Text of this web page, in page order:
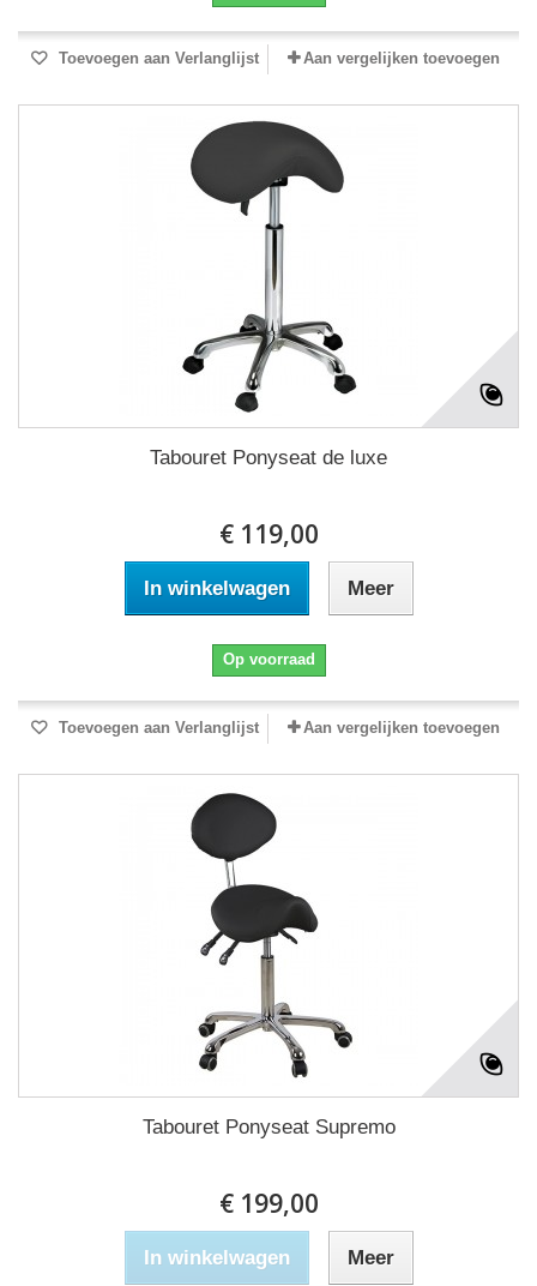
Toevoegen aan Verlanglijst Aan vergelijken toevoegen
Tabouret Ponyseat de luxe
€ 119,00
In winkelwagen Meer
Op voorraad
Toevoegen aan Verlanglijst Aan vergelijken toevoegen
Tabouret Ponyseat Supremo
€ 199,00
In winkelwagen Meer